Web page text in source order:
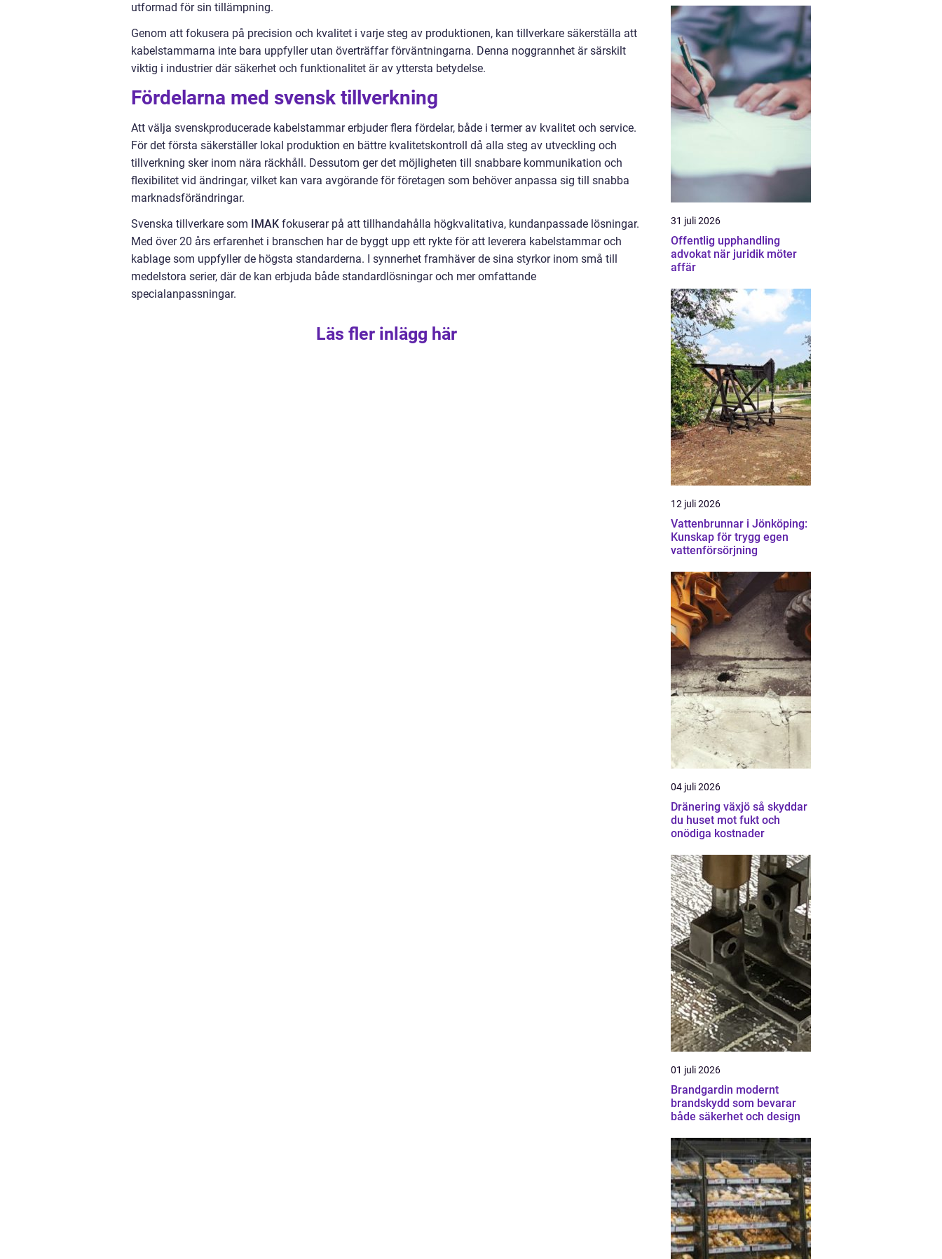
utformad för sin tillämpning.
Genom att fokusera på precision och kvalitet i varje steg av produktionen, kan tillverkare säkerställa att
kabelstammarna inte bara uppfyller utan överträffar förväntningarna. Denna noggrannhet är särskilt
viktig i industrier där säkerhet och funktionalitet är av yttersta betydelse.
Fördelarna med svensk tillverkning
Att välja svenskproducerade kabelstammar erbjuder flera fördelar, både i termer av kvalitet och service.
För det första säkerställer lokal produktion en bättre kvalitetskontroll då alla steg av utveckling och
tillverkning sker inom nära räckhåll. Dessutom ger det möjligheten till snabbare kommunikation och
flexibilitet vid ändringar, vilket kan vara avgörande för företagen som behöver anpassa sig till snabba
marknadsförändringar.
Svenska tillverkare som
IMAK fokuserar på att tillhandahålla högkvalitativa, kundanpassade lösningar.
Med över 20 års erfarenhet i branschen har de byggt upp ett rykte för att leverera kabelstammar och
kablage som uppfyller de högsta standarderna. I synnerhet framhäver de sina styrkor inom små till
medelstora serier, där de kan erbjuda både standardlösningar och mer omfattande
specialanpassningar.
Läs fler inlägg här
31 juli 2026
Offentlig upphandling
advokat när juridik möter
affär
12 juli 2026
Vattenbrunnar i Jönköping:
Kunskap för trygg egen
vattenförsörjning
04 juli 2026
Dränering växjö så skyddar
du huset mot fukt och
onödiga kostnader
01 juli 2026
Brandgardin modernt
brandskydd som bevarar
både säkerhet och design